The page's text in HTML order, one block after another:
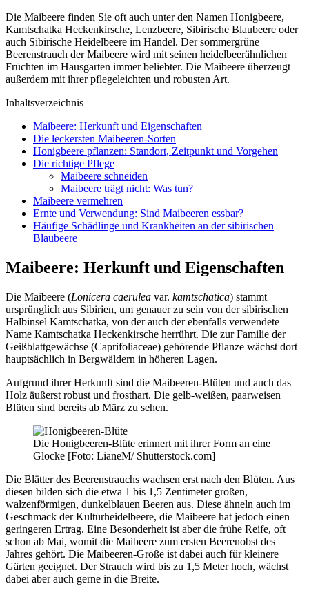
Die Maibeere finden Sie oft auch unter den Namen Honigbeere,
Kamtschatka Heckenkirsche, Lenzbeere, Sibirische Blaubeere oder
auch Sibirische Heidelbeere im Handel. Der sommergrüne
Beerenstrauch der Maibeere wird mit seinen heidelbeerähnlichen
Früchten im Hausgarten immer beliebter. Die Maibeere überzeugt
außerdem mit ihrer pflegeleichten und robusten Art.
Inhaltsverzeichnis
Maibeere: Herkunft und Eigenschaften
Die leckersten Maibeeren-Sorten
Honigbeere pflanzen: Standort, Zeitpunkt und Vorgehen
Die richtige Pflege
Maibeere schneiden
Maibeere trägt nicht: Was tun?
Maibeere vermehren
Ernte und Verwendung: Sind Maibeeren essbar?
Häufige Schädlinge und Krankheiten an der sibirischen
Blaubeere
Maibeere: Herkunft und Eigenschaften
Die Maibeere (Lonicera caerulea var. kamtschatica) stammt
ursprünglich aus Sibirien, um genauer zu sein von der sibirischen
Halbinsel Kamtschatka, von der auch der ebenfalls verwendete
Name Kamtschatka Heckenkirsche herrührt. Die zur Familie der
Geißblattgewächse (Caprifoliaceae) gehörende Pflanze wächst dort
hauptsächlich in Bergwäldern in höheren Lagen.
Aufgrund ihrer Herkunft sind die Maibeeren-Blüten und auch das
Holz äußerst robust und frosthart. Die gelb-weißen, paarweisen
Blüten sind bereits ab März zu sehen.
Die Honigbeeren-Blüte erinnert mit ihrer Form an eine
Glocke [Foto: LianeM/ Shutterstock.com]
Die Blätter des Beerenstrauchs wachsen erst nach den Blüten. Aus
diesen bilden sich die etwa 1 bis 1,5 Zentimeter großen,
walzenförmigen, dunkelblauen Beeren aus. Diese ähneln auch im
Geschmack der Kulturheidelbeere, die Maibeere hat jedoch einen
geringeren Ertrag. Eine Besonderheit ist aber die frühe Reife, oft
schon ab Mai, womit die Maibeere zum ersten Beerenobst des
Jahres gehört. Die Maibeeren-Größe ist dabei auch für kleinere
Gärten geeignet. Der Strauch wird bis zu 1,5 Meter hoch, wächst
dabei aber auch gerne in die Breite.